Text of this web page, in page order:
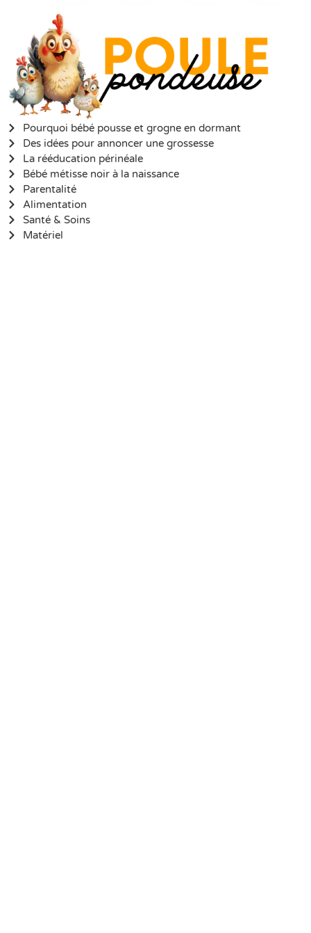
Pourquoi bébé pousse et grogne en dormant
Des idées pour annoncer une grossesse
La rééducation périnéale
Bébé métisse noir à la naissance
Parentalité
Alimentation
Santé & Soins
Matériel